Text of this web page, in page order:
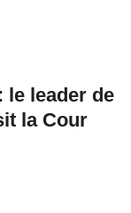
le leader de
la Cour